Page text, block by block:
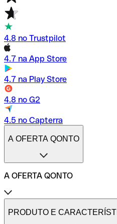
4.8 no Trustpilot
4.7 na App Store
4.7 na Play Store
4.8 no G2
4.5 no Capterra
A OFERTA QONTO
A OFERTA QONTO
Tarifas
Conta profissional online
PRODUTO E